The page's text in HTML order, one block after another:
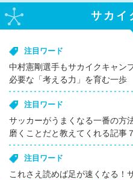
サカイ
注目ワード
中村憲剛選手もサカイクキャ
必要な「考える力」を育む一歩
注目ワード
サッカーがうまくなる一番の方
磨くことだと教えてくれる記事
注目ワード
これさえ読めば足が速くなる！